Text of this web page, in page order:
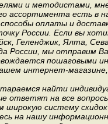
и методистами,
ассортимента есть в
оплаты и
России. Если вы
Геленджик, Ялта,
России, мы отправим
пошаговыми
интернет-
найти
на все
систему
на нашу